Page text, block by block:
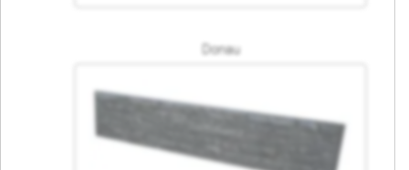
Donau